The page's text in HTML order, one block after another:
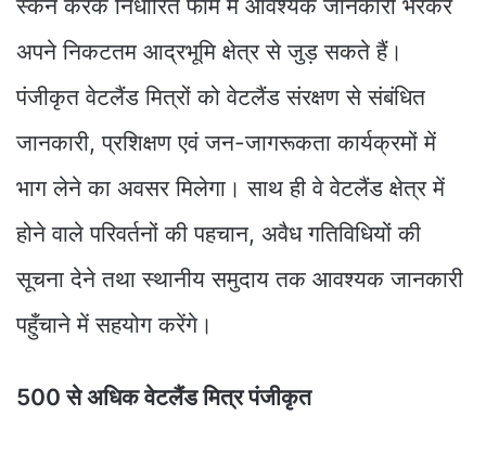
स्कैन करके निर्धारित फॉर्म में आवश्यक जानकारी भरकर
अपने निकटतम आद्रभूमि क्षेत्र से जुड़ सकते हैं।
पंजीकृत वेटलैंड मित्रों को वेटलैंड संरक्षण से संबंधित
जानकारी, प्रशिक्षण एवं जन-जागरूकता कार्यक्रमों में
भाग लेने का अवसर मिलेगा। साथ ही वे वेटलैंड क्षेत्र में
होने वाले परिवर्तनों की पहचान, अवैध गतिविधियों की
सूचना देने तथा स्थानीय समुदाय तक आवश्यक जानकारी
पहुँचाने में सहयोग करेंगे।
500 से अधिक वेटलैंड मित्र पंजीकृत